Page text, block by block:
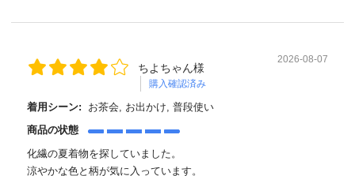
ちよちゃん様
購入確認済み
2026-08-07
着用シーン:
お茶会, お出かけ, 普段使い
商品の状態
化繊の夏着物を探していました。
涼やかな色と柄が気に入っています。